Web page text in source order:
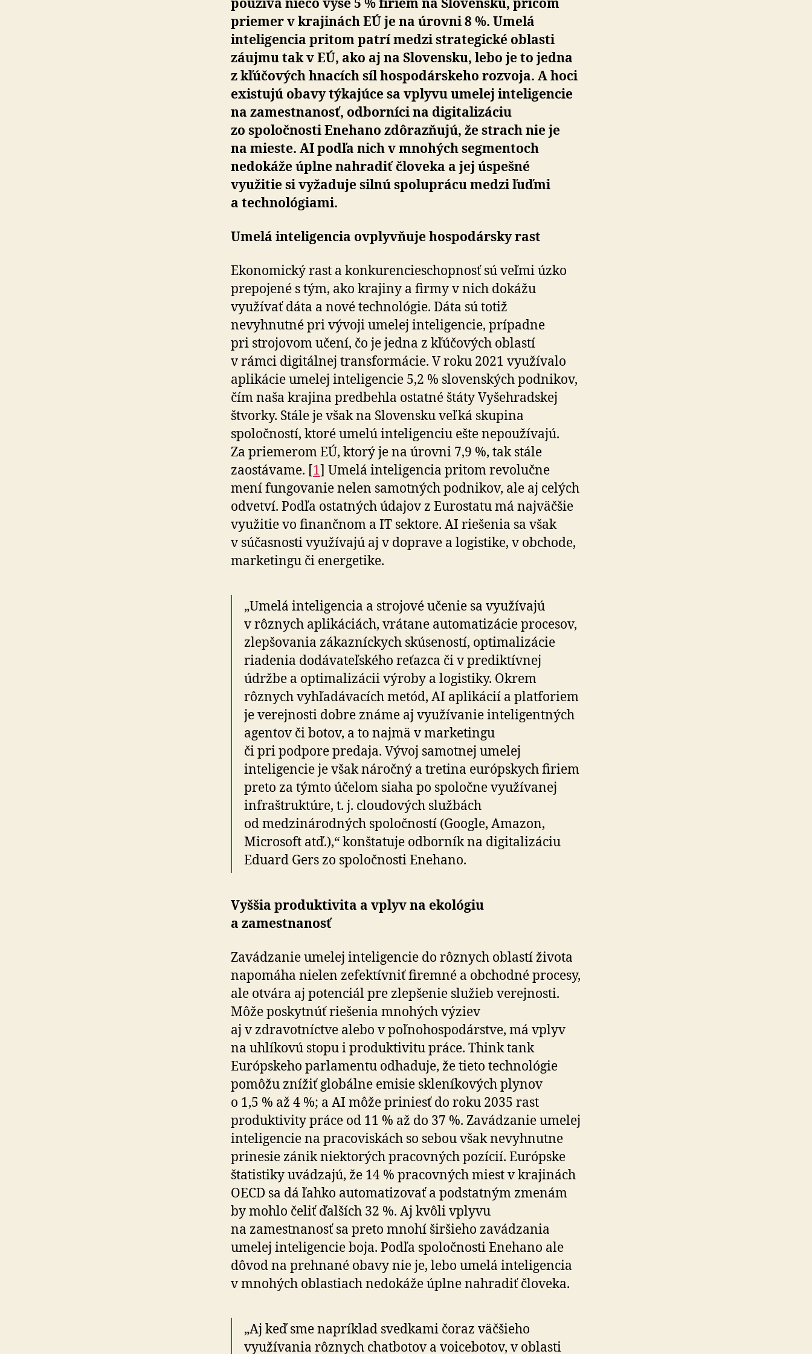
používa niečo vyše 5 % firiem na Slovensku, pričom
priemer v krajinách EÚ je na úrovni 8 %. Umelá
inteligencia pritom patrí medzi strategické oblasti
záujmu tak v EÚ, ako aj na Slovensku, lebo je to jedna
z kľúčových hnacích síl hospodárskeho rozvoja. A hoci
existujú obavy týkajúce sa vplyvu umelej inteligencie
na zamestnanosť, odborníci na digitalizáciu
zo spoločnosti Enehano zdôrazňujú, že strach nie je
na mieste. AI podľa nich v mnohých segmentoch
nedokáže úplne nahradiť človeka a jej úspešné
využitie si vyžaduje silnú spoluprácu medzi ľuďmi
a technológiami.
Umelá inteligencia ovplyvňuje hospodársky rast
Ekonomický rast a konkurencie­schopnosť sú veľmi úzko
prepojené s tým, ako krajiny a firmy v nich dokážu
využívať dáta a nové technológie. Dáta sú totiž
nevyhnutné pri vývoji umelej inteligencie, prípadne
pri strojovom učení, čo je jedna z kľúčových oblastí
v rámci digitálnej transformácie. V roku 2021 využívalo
aplikácie umelej inteligencie 5,2 % slovenských podnikov,
čím naša krajina predbehla ostatné štáty Vyšehradskej
štvorky. Stále je však na Slovensku veľká skupina
spoločností, ktoré umelú inteligenciu ešte nepoužívajú.
Za priemerom EÚ, ktorý je na úrovni 7,9 %, tak stále
zaostávame. [1] Umelá inteligencia pritom revolučne
mení fungovanie nelen samotných podnikov, ale aj celých
odvetví. Podľa ostatných údajov z Eurostatu má najväčšie
využitie vo finančnom a IT sektore. AI riešenia sa však
v súčasnosti využívajú aj v doprave a logistike, v obchode,
marketingu či energetike.
„Umelá inteligencia a strojové učenie sa využívajú
v rôznych aplikáciách, vrátane automatizácie procesov,
zlepšovania zákazníckych skúseností, optimalizácie
riadenia dodávateľského reťazca či v prediktívnej
údržbe a optimalizácii výroby a logistiky. Okrem
rôznych vyhľadávacích metód, AI aplikácií a platforiem
je verejnosti dobre známe aj využívanie inteligentných
agentov či botov, a to najmä v marketingu
či pri podpore predaja. Vývoj samotnej umelej
inteligencie je však náročný a tretina európskych firiem
preto za týmto účelom siaha po spoločne využívanej
infraštruktúre, t. j. cloudových službách
od medzinárodných spoločností (Google, Amazon,
Microsoft atď.),“ konštatuje odborník na digitalizáciu
Eduard Gers zo spoločnosti Enehano.
Vyššia produktivita a vplyv na ekológiu
a zamestnanosť
Zavádzanie umelej inteligencie do rôznych oblastí života
napomáha nielen zefektívniť firemné a obchodné procesy,
ale otvára aj potenciál pre zlepšenie služieb verejnosti.
Môže poskytnúť riešenia mnohých výziev
aj v zdravotníctve alebo v poľno­hospodárstve, má vplyv
na uhlíkovú stopu i produktivitu práce. Think tank
Európskeho parlamentu odhaduje, že tieto technológie
pomôžu znížiť globálne emisie skleníkových plynov
o 1,5 % až 4 %; a AI môže priniesť do roku 2035 rast
produktivity práce od 11 % až do 37 %. Zavádzanie umelej
inteligencie na pracoviskách so sebou však nevyhnutne
prinesie zánik niektorých pracovných pozícií. Európske
štatistiky uvádzajú, že 14 % pracovných miest v krajinách
OECD sa dá ľahko automatizovať a podstatným zmenám
by mohlo čeliť ďalších 32 %. Aj kvôli vplyvu
na zamestnanosť sa preto mnohí širšieho zavádzania
umelej inteligencie boja. Podľa spoločnosti Enehano ale
dôvod na prehnané obavy nie je, lebo umelá inteligencia
v mnohých oblastiach nedokáže úplne nahradiť človeka.
„Aj keď sme napríklad svedkami čoraz väčšieho
využívania rôznych chatbotov a voicebotov, v oblasti